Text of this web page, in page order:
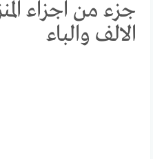
جزء من اجزاء
الالف والباء